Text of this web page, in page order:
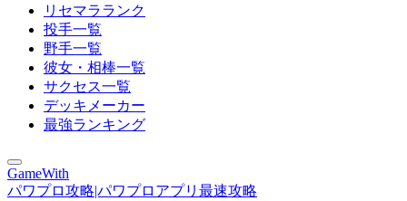
リセマラランク
投手一覧
野手一覧
彼女・相棒一覧
サクセス一覧
デッキメーカー
最強ランキング
GameWith
パワプロ攻略|パワプロアプリ最速攻略